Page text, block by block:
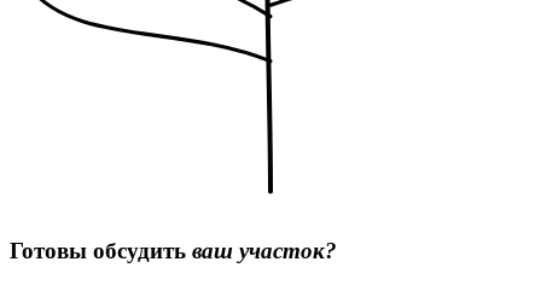
Готовы обсудить ваш участок?